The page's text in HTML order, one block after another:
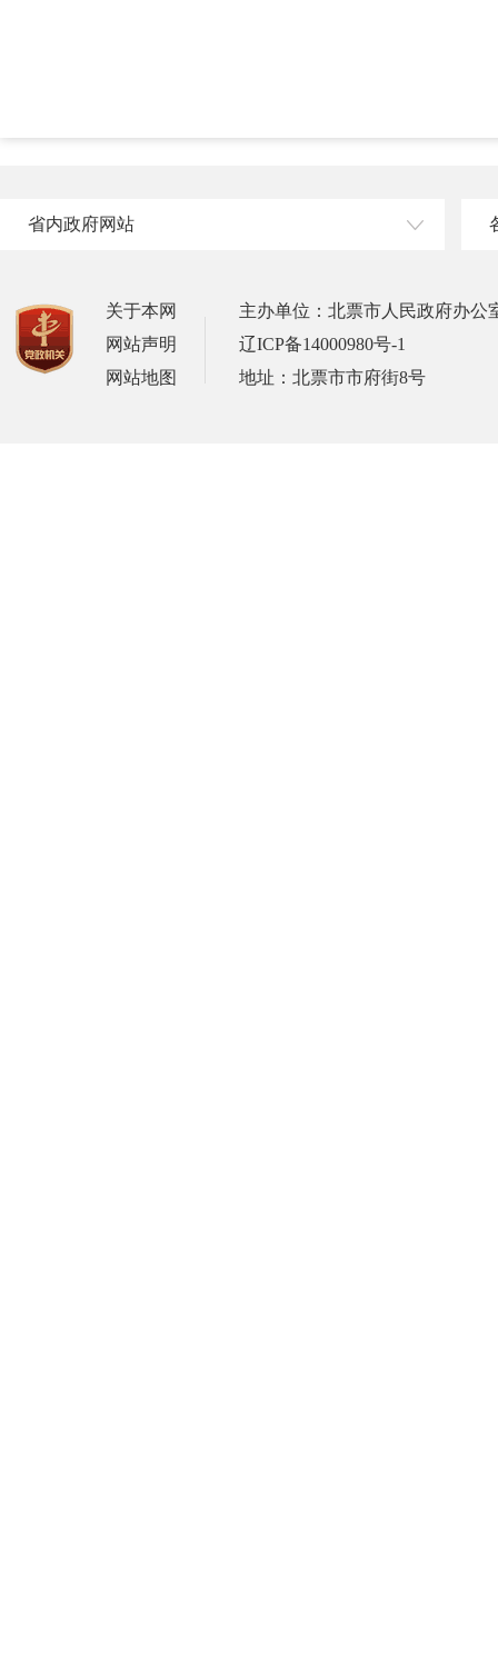
省内政府网站
关于本网
网站声明
网站地图
主办单位：北票市人民政府办公
辽ICP备14000980号-1
地址：北票市市府街8号